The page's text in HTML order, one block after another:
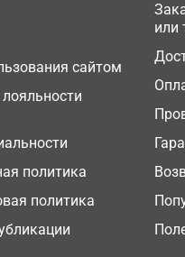
сайтом
политика
политика
или